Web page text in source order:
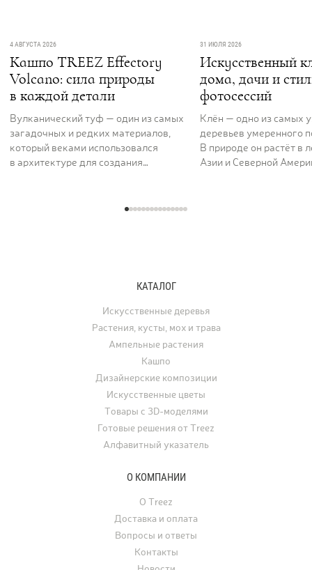
4 АВГУСТА 2026
Кашпо TREEZ Effectory
Volcano: сила природы
в каждой детали
Вулканический туф — один из самых
загадочных и редких материалов,
который веками использовался
в архитектуре для создания
фактурная поверхность как будто
туфа, превращая любую композицию
произведение искусства.
31 ИЮЛЯ 2026
Искусственный
дома, дачи и
фотосессий
Клён — одно из самых
деревьев умеренного
В природе он растёт в
Азии и Северной
применяют для
интерьеров.
ресторанов, офисов,
и других мероприятий.
КАТАЛОГ
Искусственные деревья
Растения, кусты, мох и трава
Ампельные растения
Кашпо
Дизайнерские композиции
Искусственные цветы
Товары с 3D-моделями
Готовые решения от Treez
Алфавитный указатель
О КОМПАНИИ
О Treez
Доставка и оплата
Вопросы и ответы
Контакты